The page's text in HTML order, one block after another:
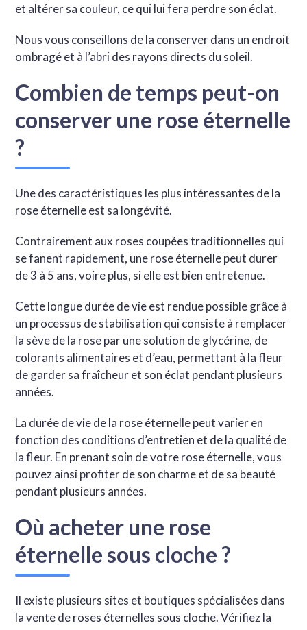
et altérer sa couleur, ce qui lui fera perdre son éclat.
Nous vous conseillons de la conserver dans un endroit
ombragé et à l’abri des rayons directs du soleil.
Combien de temps peut-on
conserver une rose éternelle
?
Une des caractéristiques les plus intéressantes de la
rose éternelle est sa longévité.
Contrairement aux roses coupées traditionnelles qui
se fanent rapidement, une rose éternelle peut durer
de 3 à 5 ans, voire plus, si elle est bien entretenue.
Cette longue durée de vie est rendue possible grâce à
un processus de stabilisation qui consiste à remplacer
la sève de la rose par une solution de glycérine, de
colorants alimentaires et d’eau, permettant à la fleur
de garder sa fraîcheur et son éclat pendant plusieurs
années.
La durée de vie de la rose éternelle peut varier en
fonction des conditions d’entretien et de la qualité de
la fleur. En prenant soin de votre rose éternelle, vous
pouvez ainsi profiter de son charme et de sa beauté
pendant plusieurs années.
Où acheter une rose
éternelle sous cloche ?
Il existe plusieurs sites et boutiques spécialisées dans
la vente de roses éternelles sous cloche. Vérifiez la